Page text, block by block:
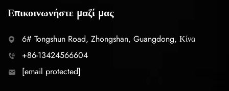
Επικοινωνήστε μαζί μας
6# Tongshun Road, Zhongshan, Guangdong, Κίνα
+86-13424566604
[email protected]